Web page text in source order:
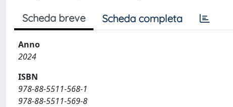
Scheda breve Scheda completa
Anno
2024
ISBN
978-88-5511-568-1
978-88-5511-569-8